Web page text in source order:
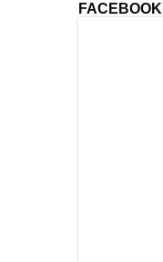
FACEBOOK